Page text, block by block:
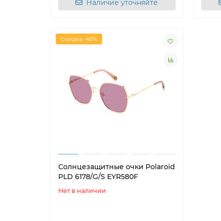
Наличие уточняйте
Скидка -40%
Солнцезащитные очки Polaroid
PLD 6178/G/S EYR580F
Нет в наличии